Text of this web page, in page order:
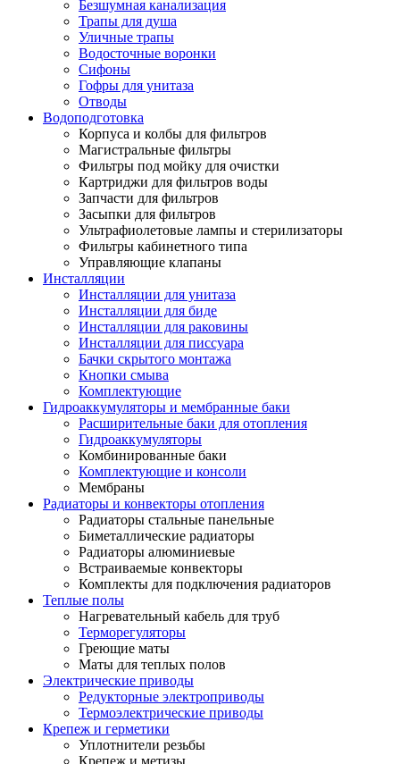
Безшумная канализация
Трапы для душа
Уличные трапы
Водосточные воронки
Сифоны
Гофры для унитаза
Отводы
Водоподготовка
Корпуса и колбы для фильтров
Магистральные фильтры
Фильтры под мойку для очистки
Картриджи для фильтров воды
Запчасти для фильтров
Засыпки для фильтров
Ультрафиолетовые лампы и стерилизаторы
Фильтры кабинетного типа
Управляющие клапаны
Инсталляции
Инсталляции для унитаза
Инсталляции для биде
Инсталляции для раковины
Инсталляции для писсуара
Бачки скрытого монтажа
Кнопки смыва
Комплектующие
Гидроаккумуляторы и мембранные баки
Расширительные баки для отопления
Гидроаккумуляторы
Комбинированные баки
Комплектующие и консоли
Мембраны
Радиаторы и конвекторы отопления
Радиаторы стальные панельные
Биметаллические радиаторы
Радиаторы алюминиевые
Встраиваемые конвекторы
Комплекты для подключения радиаторов
Теплые полы
Нагревательный кабель для труб
Терморегуляторы
Греющие маты
Маты для теплых полов
Электрические приводы
Редукторные электроприводы
Термоэлектрические приводы
Крепеж и герметики
Уплотнители резьбы
Крепеж и метизы